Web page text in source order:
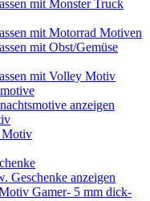
mit Monster Truck
mit Motorrad Motiven
mit Obst/Gemüse
mit Volley Motiv
anzeigen
Motiv
Geschenke anzeigen
Gamer- 5 mm dick-